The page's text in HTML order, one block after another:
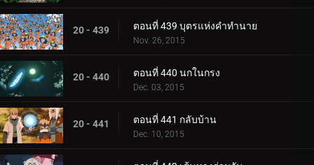
20 - 439 ตอนที่ 439 บุตรแห่งคำทำนาย
Nov. 26, 2015
20 - 440 ตอนที่ 440 นกในกรง
Dec. 03, 2015
20 - 441 ตอนที่ 441 กลับบ้าน
Dec. 10, 2015